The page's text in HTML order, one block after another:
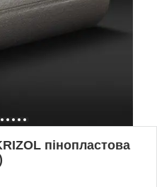
пінопластова